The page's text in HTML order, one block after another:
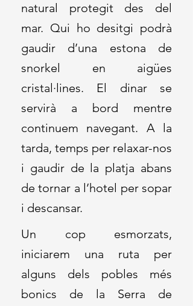
natural protegit des del
mar. Qui ho desitgi podrà
gaudir d’una estona de
snorkel en aigües
cristal·lines. El dinar se
servirà a bord mentre
continuem navegant. A la
tarda, temps per relaxar-nos
i gaudir de la platja abans
de tornar a l’hotel per sopar
i descansar.
Un cop esmorzats,
iniciarem una ruta per
alguns dels pobles més
bonics de la Serra de